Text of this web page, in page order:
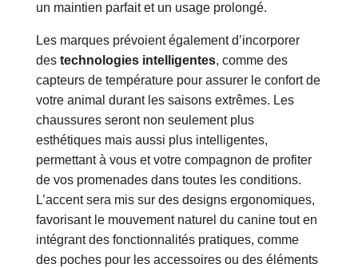
un maintien parfait et un usage prolongé.
Les marques prévoient également d’incorporer
des technologies intelligentes, comme des
capteurs de température pour assurer le confort de
votre animal durant les saisons extrêmes. Les
chaussures seront non seulement plus
esthétiques mais aussi plus intelligentes,
permettant à vous et votre compagnon de profiter
de vos promenades dans toutes les conditions.
L’accent sera mis sur des designs ergonomiques,
favorisant le mouvement naturel du canine tout en
intégrant des fonctionnalités pratiques, comme
des poches pour les accessoires ou des éléments